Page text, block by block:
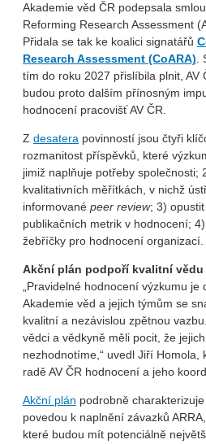
Akademie věd ČR podepsala
Reforming Research Assessment
Přidala se tak ke koalici signatářů
Research Assessment (CoARA).
tím do roku 2027 přislíbila plnit, AV
budou proto dalším přínosným
hodnocení pracovišť AV ČR.
Z desatera povinností jsou čtyři
rozmanitost příspěvků, které
jimiž naplňuje potřeby společnosti;
kvalitativních měřítkách, v nichž
informované peer review; 3)
publikačních metrik v hodnocení;
žebříčky pro hodnocení organizací.
Akční plán podpoří kvalitní vědu
„Pravidelné hodnocení výzkumu je
Akademie věd a jejich týmům se
kvalitní a nezávislou zpětnou
vědci a vědkyně měli pocit, že
nezhodnotíme,“ uvedl Jiří Homola,
radě AV ČR hodnocení a jeho
Akční plán podrobně
povedou k naplnění závazků
které budou mít potenciálně